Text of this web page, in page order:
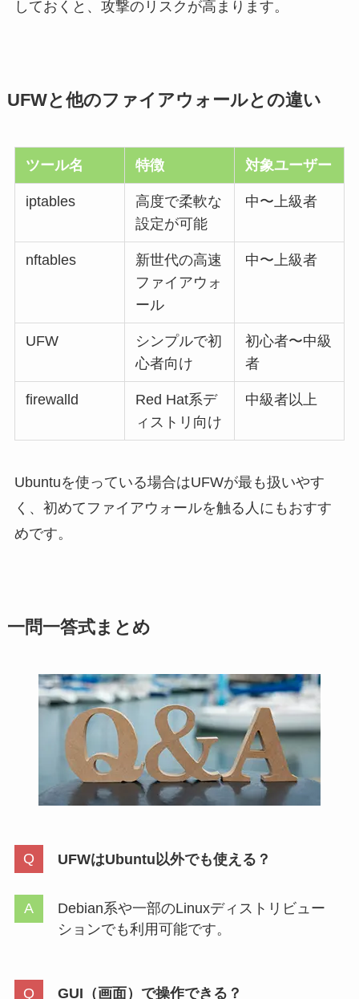
しておくと、攻撃のリスクが高まります。
UFWと他のファイアウォールとの違い
ツール名 特徴 対象ユーザー
iptables
高度で柔軟な
設定が可能
中〜上級者
nftables
新世代の高速
ファイアウォ
ール
中〜上級者
UFW
シンプルで初
心者向け
初心者〜中級
者
firewalld
Red Hat系デ
ィストリ向け
中級者以上
Ubuntuを使っている場合はUFWが最も扱いやす
く、初めてファイアウォールを触る人にもおすす
めです。
一問一答式まとめ
UFWはUbuntu以外でも使える？
Debian系や一部のLinuxディストリビュー
ションでも利用可能です。
GUI（画面）で操作できる？